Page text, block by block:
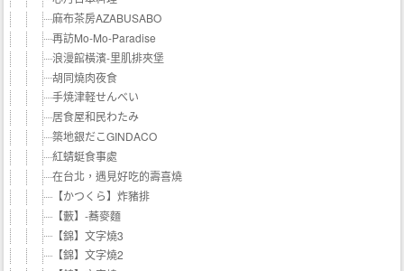
麻布茶房AZABUSABO
再訪Mo-Mo-Paradise
浪漫館橫濱-里肌排夾堡
胡同燒肉夜食
手焼津軽せんべい
居食屋和民わたみ
築地銀だこGINDACO
紅蜻蜓食事處
在台北，遇見好吃的壽喜燒
【かつくら】炸豬排
【藪】-蕎麥麵
【錦】文字燒3
【錦】文字燒2